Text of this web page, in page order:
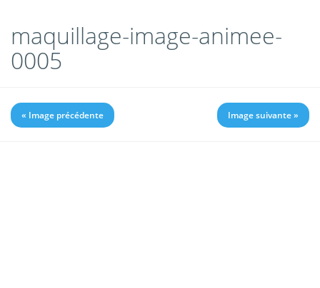
maquillage-image-animee-
0005
« Image précédente Image suivante »